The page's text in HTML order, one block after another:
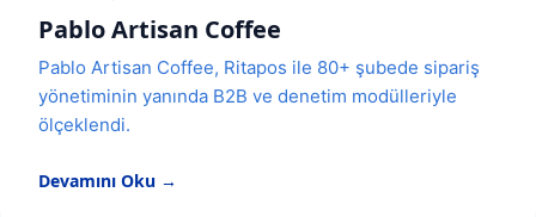
Pablo Artisan Coffee
Pablo Artisan Coffee, Ritapos ile 80+ şubede sipariş
yönetiminin yanında B2B ve denetim modülleriyle
ölçeklendi.
Devamını Oku →